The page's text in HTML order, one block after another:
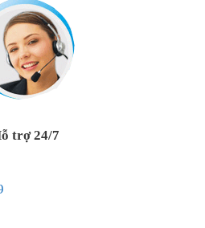
trợ 24/7